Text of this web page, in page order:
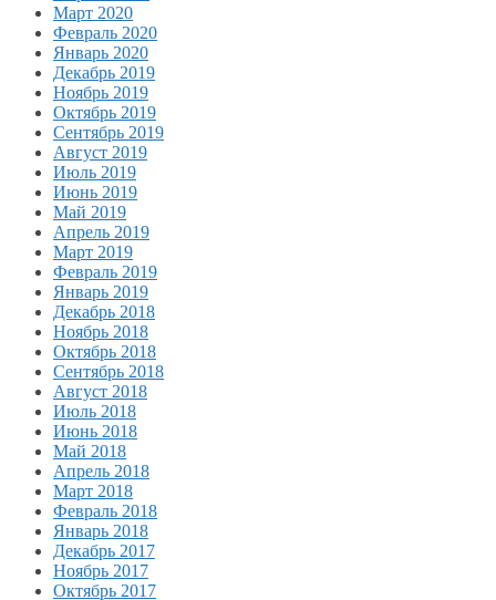
Март 2020
Февраль 2020
Январь 2020
Декабрь 2019
Ноябрь 2019
Октябрь 2019
Сентябрь 2019
Август 2019
Июль 2019
Июнь 2019
Май 2019
Апрель 2019
Март 2019
Февраль 2019
Январь 2019
Декабрь 2018
Ноябрь 2018
Октябрь 2018
Сентябрь 2018
Август 2018
Июль 2018
Июнь 2018
Май 2018
Апрель 2018
Март 2018
Февраль 2018
Январь 2018
Декабрь 2017
Ноябрь 2017
Октябрь 2017